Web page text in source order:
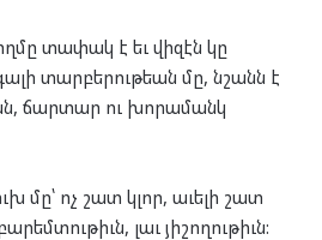
տափակ է եւ վիզէն կը
տարբերութեան մը, նշանն է
ճարտար ու խորամանկ
մը՝ ոչ շատ կլոր, աւելի շատ
լաւ յիշողութիւն: